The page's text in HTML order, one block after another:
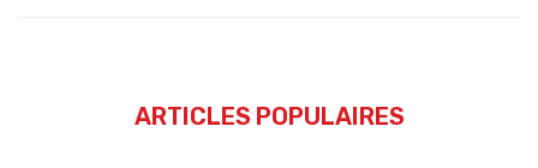
ARTICLES POPULAIRES